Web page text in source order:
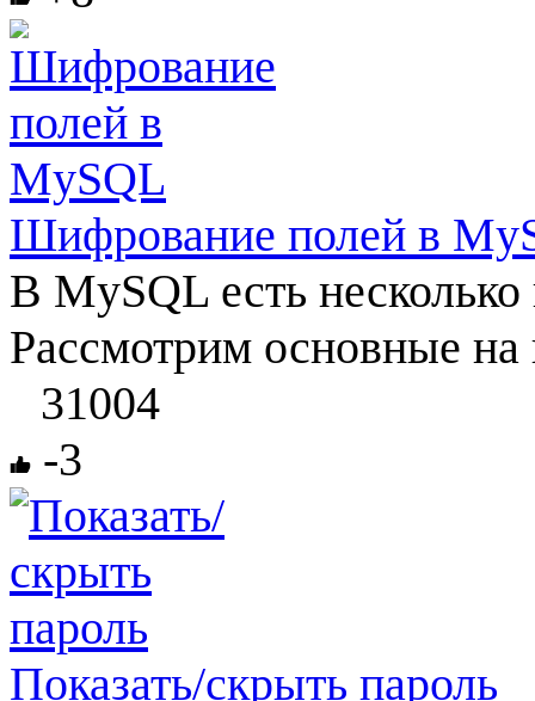
Шифрование полей в
В MySQL есть
Рассмотрим основные
31004
-3
Показать/скрыть пароль